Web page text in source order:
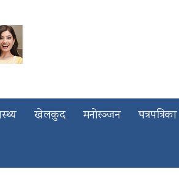
खेलकुद मनोरञ्जन पत्रपत्रिका